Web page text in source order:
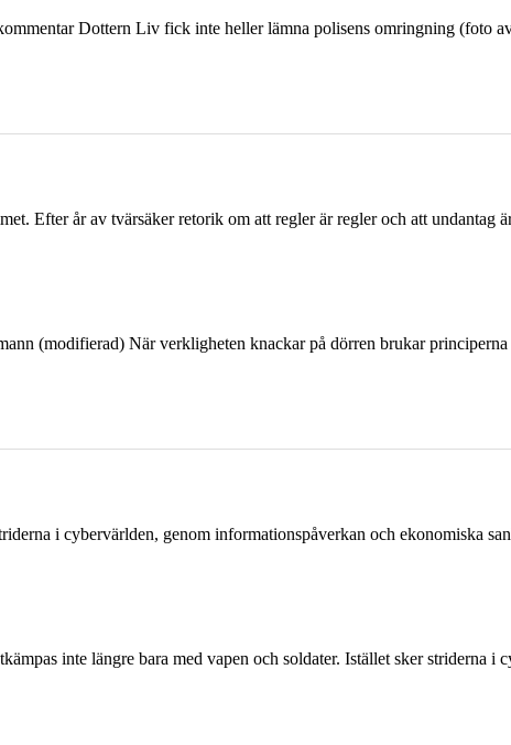
Dottern Liv fick inte heller lämna polisens omringning (foto
Efter år av tvärsäker retorik om att regler är regler och att undantag
(modifierad) När verkligheten knackar på dörren brukar
i cybervärlden, genom informationspåverkan och ekonomiska
inte längre bara med vapen och soldater. Istället sker striderna i